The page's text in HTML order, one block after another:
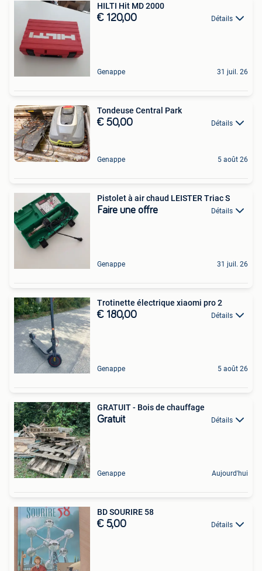
HILTI Hit MD 2000
€ 120,00 Détails
Genappe 31 juil. 26
Tondeuse Central Park
€ 50,00 Détails
Genappe 5 août 26
Pistolet à air chaud LEISTER Triac S
Faire une offre Détails
Genappe 31 juil. 26
Trotinette électrique xiaomi pro 2
€ 180,00 Détails
Genappe 5 août 26
GRATUIT - Bois de chauffage
Gratuit Détails
Genappe Aujourd'hui
BD SOURIRE 58
€ 5,00 Détails